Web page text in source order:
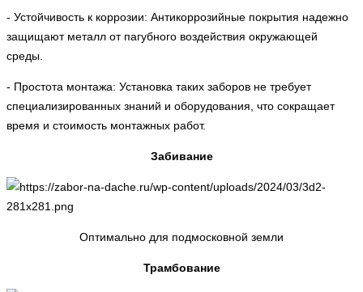
- Устойчивость к коррозии: Антикоррозийные покрытия надежно
защищают металл от пагубного воздействия окружающей
среды.
- Простота монтажа: Установка таких заборов не требует
специализированных знаний и оборудования, что сокращает
время и стоимость монтажных работ.
Забивание
Оптимально для подмосковной земли
Трамбование